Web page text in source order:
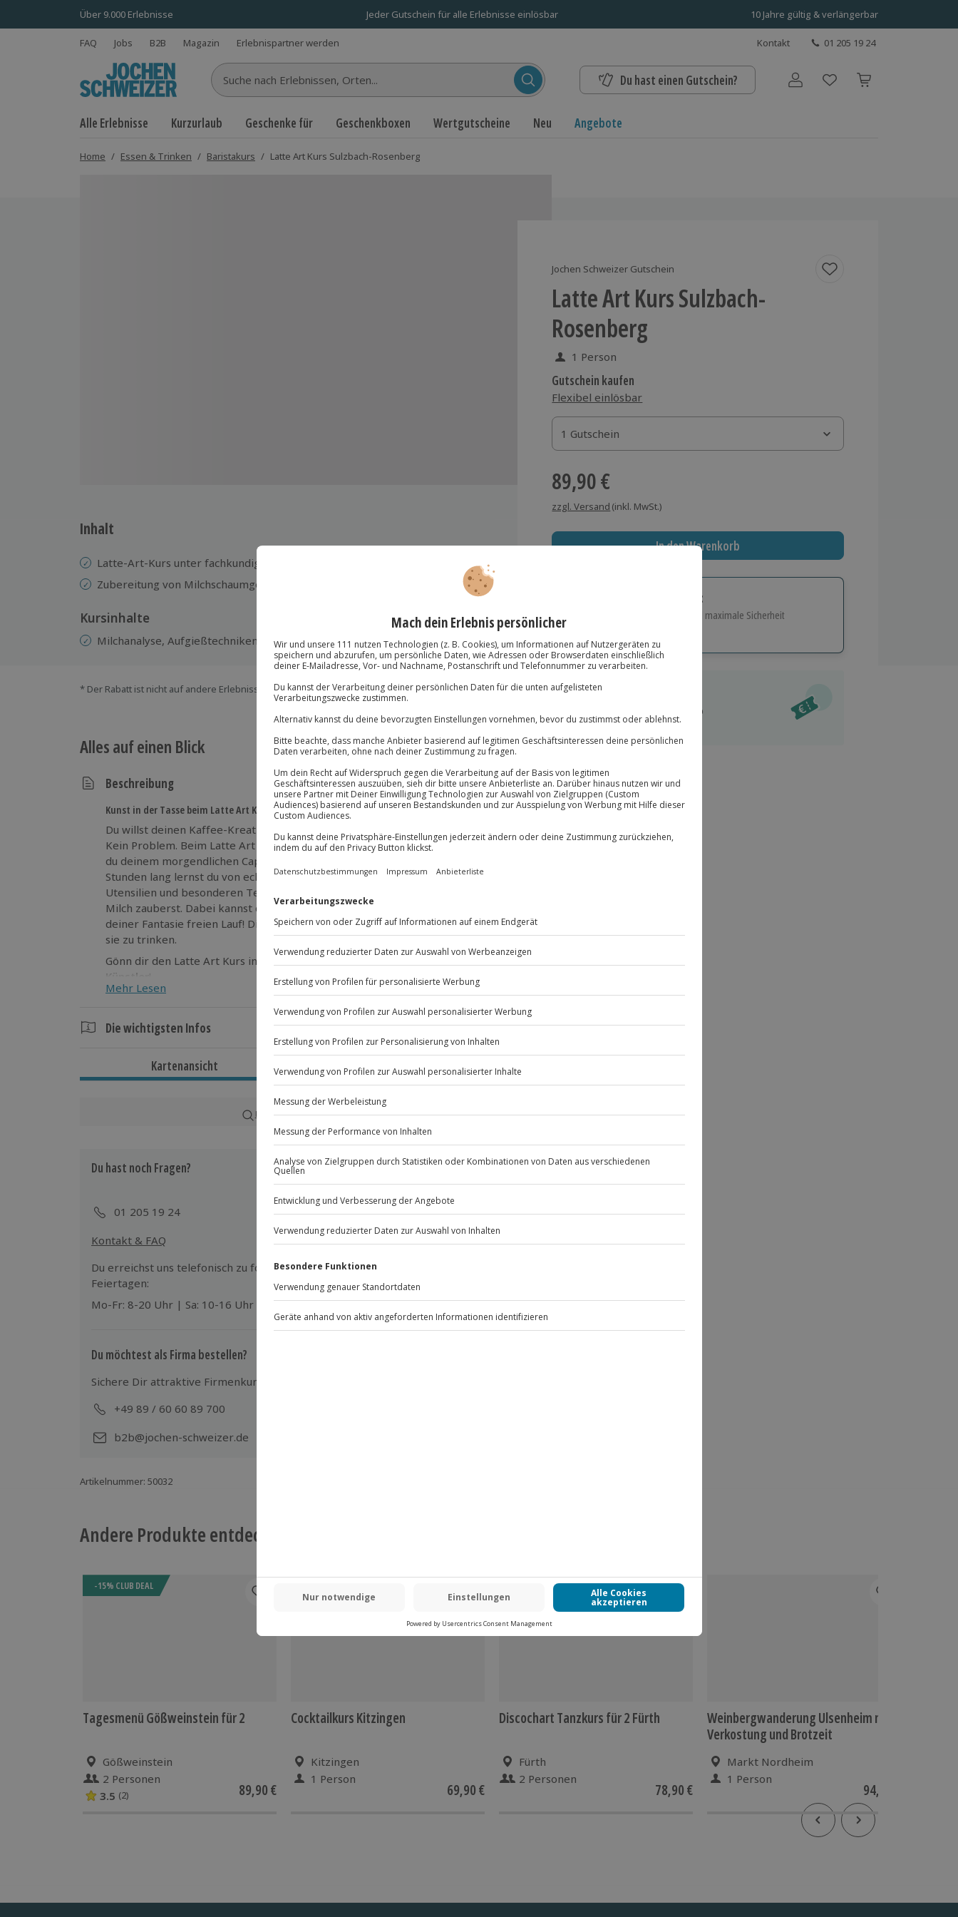
Über 9.000 Erlebnisse Jeder Gutschein für alle Erlebnisse einlösbar 10 Jahre gültig & verlängerbar
FAQ Jobs B2B Magazin Erlebnispartner werden Kontakt 01 205 19 24
Suche nach Erlebnissen... Du hast einen Gutschein? Benutzerkonto
Alle Erlebnisse Kurzurlaub Geschenke für Geschenkboxen Wertgutscheine Neu Angebote
Home / Essen & Trinken / Baristakurs / Latte Art Kurs Sulzbach-Rosenberg
Jochen Schweizer Gutschein
Latte Art Kurs Sulzbach-
Rosenberg
1 Person
Gutschein kaufen
Flexibel einlösbar
1 Gutschein
1 Gutschein
1 Gutschein
89,90 €
zzgl. Versand (inkl. MwSt.)
In den Warenkorb
Immer das richtige Geschenk:
Große Auswahl, volle Flexibilität und maximale Sicherheit
Große Auswahl
Über 9.000 Erlebnisse.
Volle Flexibilität
Maximale Sicherheit
-15%* Club Deal verfügbar
Direktabzug im Warenkorb
Melde dich hier an
Inhalt
Latte-Art-Kurs unter fachkundiger Anleitung
Zubereitung von Milchschaumgetränken
Kursinhalte
Milchanalyse, Aufgießtechniken, Signature Drinks, Workflow
* Der Rabatt ist nicht auf andere Erlebnisse bei der Einlösung übertragbar. Details
Alles auf einen Blick
Beschreibung
Kunst in der Tasse beim Latte Art Kurs
Du willst deinen Kaffee-Kreationen noch ein Sahnehäubchen aufsetzen?
Kein Problem. Beim Latte Art Kurs in Sulzbach-Rosenberg erfährst du, wie
du deinem morgendlichen Cappuccino den letzten Schliff verleihst. 2,5
Stunden lang lernst du von echten Profis, wie du mit den richtigen
Utensilien und besonderen Techniken
Milch zauberst. Dabei kannst du hier ordentlich kreativ werden – lass
deiner Fantasie freien Lauf! Die Meisterwerke sind dabei fast zu schön, um
sie zu trinken.
Gönn dir den Latte Art Kurs in Sulzbach-Rosenberg und werde zum
Künstler !
Mehr Lesen
Die wichtigsten Infos
Ca. 2,5 Stunden
Ganzjährig zu bestimmten Terminen verfügbar.
Teilnahmebedingungen
Teilnahme für Personen mit Handicap nach Absprache mit dem
Teilnehmer
Gutschein gültig für 1 Person
Kartenansicht Listenansicht
Karte in Großansicht
Du hast noch Fragen?
01 205 19 24
Kontakt & FAQ
Jochen SchweizerGmbH
81671 München
Du erreichst uns telefonisch zu folgenden Zeiten, außer an bundesweiten
Feiertagen:
Mo-Fr: 8-20 Uhr | Sa: 10-16 Uhr
Du möchtest als Firma bestellen?
Sichere Dir attraktive Firmenkunden Vorteile.
+49 89 / 60 60 89 700
b2b@jochen-schweizer.de
Artikelnummer: 50032
Andere Produkte entdecken
-15% CLUB DEAL
Tagesmenü Gößweinstein für 2
Gößweinstein
2 Personen
3.5 (2) 89,90 €
Cocktailkurs Kitzingen
Kitzingen
1 Person
69,90 €
Discochart Tanzkurs für 2 Fürth
Fürth
2 Personen
78,90 €
Weinbergwanderung Ulsenheim mit
Verkostung und Brotzeit
Markt Nordheim
1 Person
94,90 €